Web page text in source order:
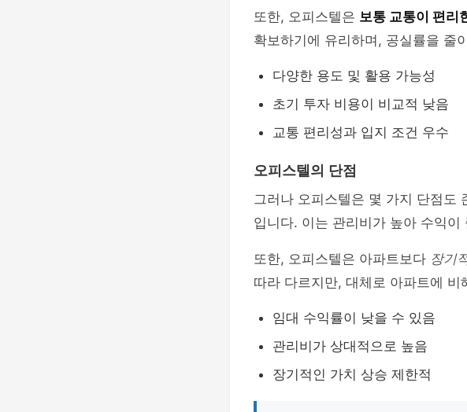
또한, 오피스텔은 보통 교통이 편리
확보하기에 유리하며, 공실률을 줄
다양한 용도 및 활용 가능성
초기 투자 비용이 비교적 낮음
교통 편리성과 입지 조건 우수
오피스텔의 단점
그러나 오피스텔은 몇 가지 단점도
입니다. 이는 관리비가 높아 수익
또한, 오피스텔은 아파트보다 장기
따라 다르지만, 대체로 아파트에
임대 수익률이 낮을 수 있음
관리비가 상대적으로 높음
장기적인 가치 상승 제한적